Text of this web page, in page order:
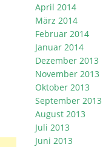
April 2014
März 2014
Februar 2014
Januar 2014
Dezember 2013
November 2013
Oktober 2013
September 2013
August 2013
Juli 2013
Juni 2013